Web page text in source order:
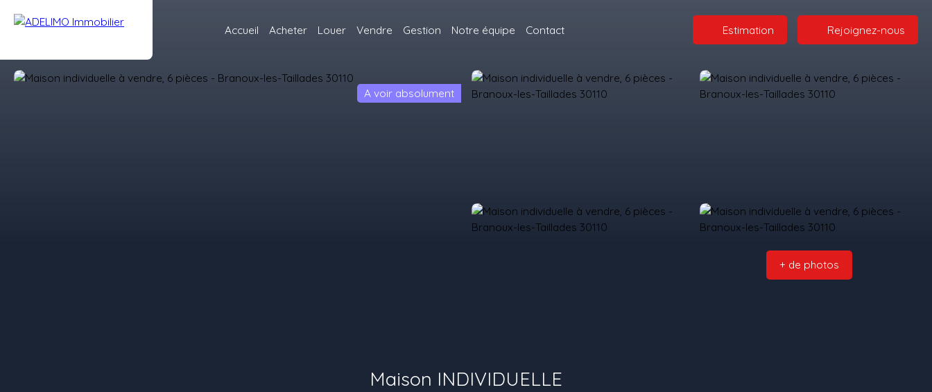
Accueil Acheter Louer Vendre Gestion Notre équipe Contact Estimation Rejoignez-nous
A voir absolument
+ de photos
Maison INDIVIDUELLE